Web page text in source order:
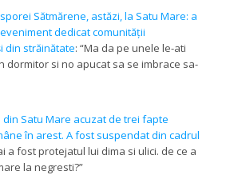
Sătmărene, astăzi, la Satu Mare: a
dedicat comunității
din străinătate: “Ma da pe unele le-ati
dormitor si no apucat sa se imbrace sa-
din Satu Mare acuzat de trei fapte
în arest. A fost suspendat din cadrul
a fost protejatul lui dima si ulici. de ce a
la negresti?”